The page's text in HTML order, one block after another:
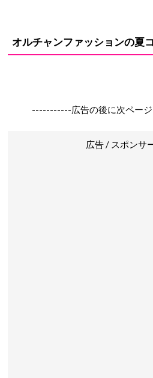
オルチャンファッションの
-----------広告の後に次ペー
広告 / スポンサ